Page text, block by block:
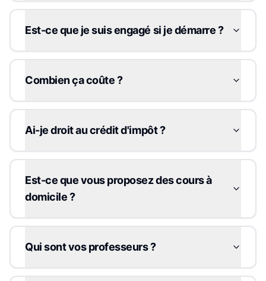
Est-ce que je suis engagé si je démarre ?
Combien ça coûte ?
Ai-je droit au crédit d'impôt ?
Est-ce que vous proposez des cours à
domicile ?
Qui sont vos professeurs ?